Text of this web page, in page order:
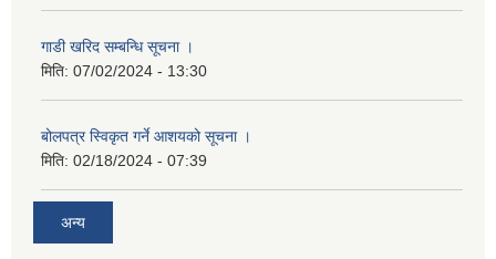
गाडी खरिद सम्बन्धि सूचना ।
मिति: 07/02/2024 - 13:30
बोलपत्र स्विकृत गर्ने आशयको सूचना ।
मिति: 02/18/2024 - 07:39
अन्य